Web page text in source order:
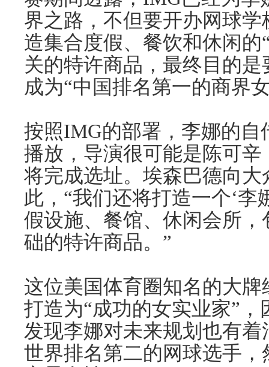
界之路，不但要开办网球
造集合度假、餐饮和休闲的
关的特许商品，最终目的
成为“中国排名第一的商界
按照IMG的部署，李娜的自
播放，导演很可能是陈可
将完成选址。埃森巴德向
此，“我们还将打造一个‘李
假设施、餐馆、休闲会所
础的特许商品。”
这位美国体育圈知名的大
打造为“成功的女实业家”
发现李娜对未来规划也有
世界排名第二的网球选手